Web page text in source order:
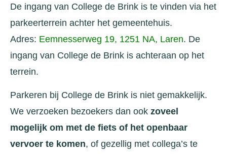
De ingang van College de Brink is te vinden via het
parkeerterrein achter het gemeentehuis.
Adres: Eemnesserweg 19, 1251 NA, Laren. De
ingang van College de Brink is achteraan op het
terrein.
Parkeren bij College de Brink is niet gemakkelijk.
We verzoeken bezoekers dan ook zoveel
mogelijk om met de fiets of het openbaar
vervoer te komen, of gezellig met collega’s te